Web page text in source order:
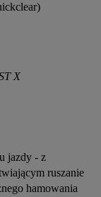
X
jazdy - z
ruszanie
hamowania